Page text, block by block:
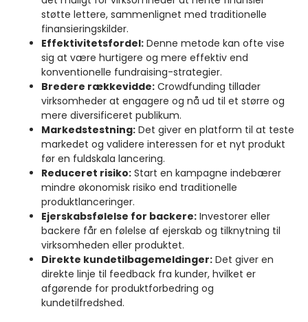
støtte lettere, sammenlignet med traditionelle
finansieringskilder.
Effektivitetsfordel: Denne metode kan ofte vise
sig at være hurtigere og mere effektiv end
konventionelle fundraising-strategier.
Bredere rækkevidde: Crowdfunding tillader
virksomheder at engagere og nå ud til et større og
mere diversificeret publikum.
Markedstestning: Det giver en platform til at teste
markedet og validere interessen for et nyt produkt
før en fuldskala lancering.
Reduceret risiko: Start en kampagne indebærer
mindre økonomisk risiko end traditionelle
produktlanceringer.
Ejerskabsfølelse for backere: Investorer eller
backere får en følelse af ejerskab og tilknytning til
virksomheden eller produktet.
Direkte kundetilbagemeldinger: Det giver en
direkte linje til feedback fra kunder, hvilket er
afgørende for produktforbedring og
kundetilfredshed.